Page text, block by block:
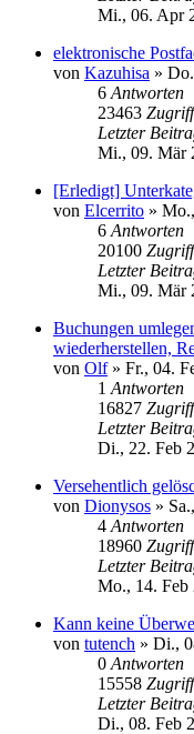
Mi., 06. Apr
elektronische
von Kazuhisa »
6 Antworten
23463
Letzter
Mi., 09. Mär
[Erledigt]
von Elcerrito »
6 Antworten
20100
Letzter
Mi., 09. Mär
Buchungen
wiederherstellen,
von Olf» Fr., 04.
1 Antworten
16827
Letzter
Di., 22. Feb
Versehentlich
von Dionysos »
4 Antworten
18960
Letzter
Mo., 14. Feb
Kann keine
von tutench » Di.,
0 Antworten
15558
Letzter
Di., 08. Feb